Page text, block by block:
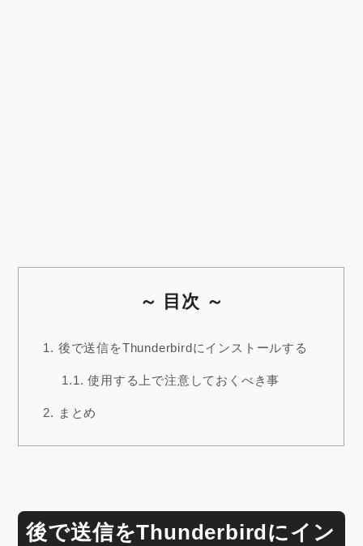
～ 目次 ～
1. 後で送信をThunderbirdにインストールする
1.1. 使用する上で注意しておくべき事
2. まとめ
後で送信をThunderbirdにイン